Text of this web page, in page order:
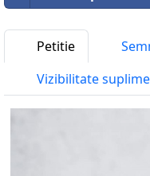
Petitie
Vizibilitate